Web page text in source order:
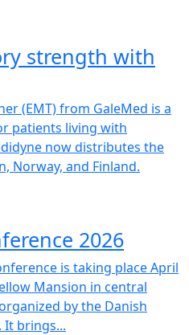
strength with
(EMT) from GaleMed is a
patients living with
now distributes the
Norway, and Finland.
2026
is taking place April
Mansion in central
by the Danish
It brings...